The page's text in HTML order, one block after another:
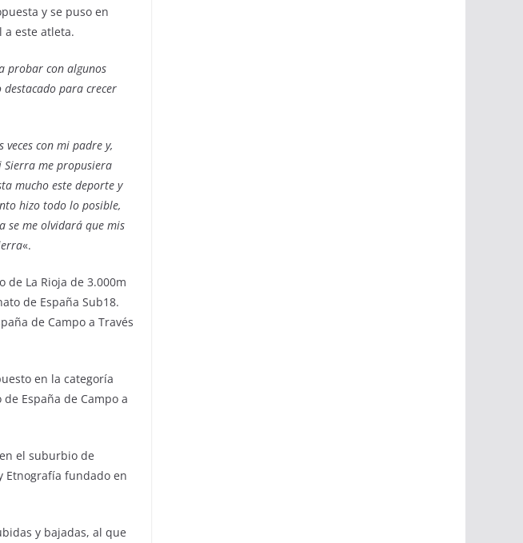
y se puso en
a este atleta.
probar con algunos
destacado para crecer
con mi padre y,
Sierra me propusiera
mucho este deporte y
hizo todo lo posible,
se me olvidará que mis
«.
La Rioja de 3.000m
de España Sub18.
de Campo a Través
en la categoría
España de Campo a
el suburbio de
Etnografía fundado en
y bajadas, al que